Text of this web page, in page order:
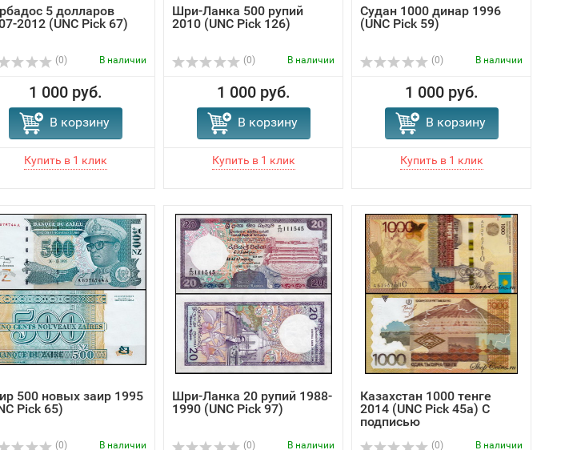
5 долларов
2012 (UNC Pick 67)
(0) В наличии
1 000 руб.
В корзину
Шри-Ланка 500 рупий
2010 (UNC Pick 126)
(0) В наличии
1 000 руб.
В корзину
Судан 1000 динар 1996
(UNC Pick 59)
(0) В наличии
1 000 руб.
В корзину
500 новых заир 1995
Pick 65)
(0) В наличии
Шри-Ланка 20 рупий 1988-
1990 (UNC Pick 97)
(0) В наличии
Казахстан 1000 тенге
2014 (UNC Pick 45a) С
подписью
(0) В наличии